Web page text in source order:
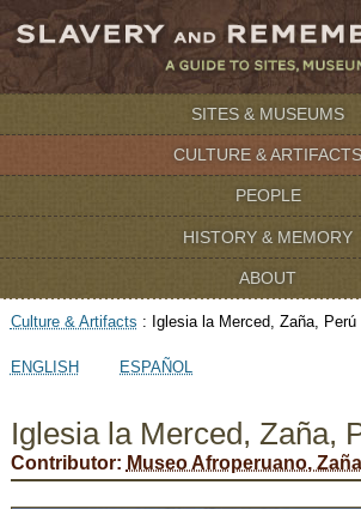
SITES & MUSEUMS
CULTURE & ARTIFACTS
PEOPLE
HISTORY & MEMORY
ABOUT
Culture & Artifacts : Iglesia la Merced, Zaña, Perú
ENGLISH ESPAÑOL
Iglesia la Merced, Zaña,
Contributor: Museo Afroperuano, Zaña